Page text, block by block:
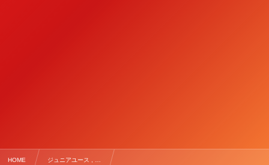
HOME ジュニアユース , …